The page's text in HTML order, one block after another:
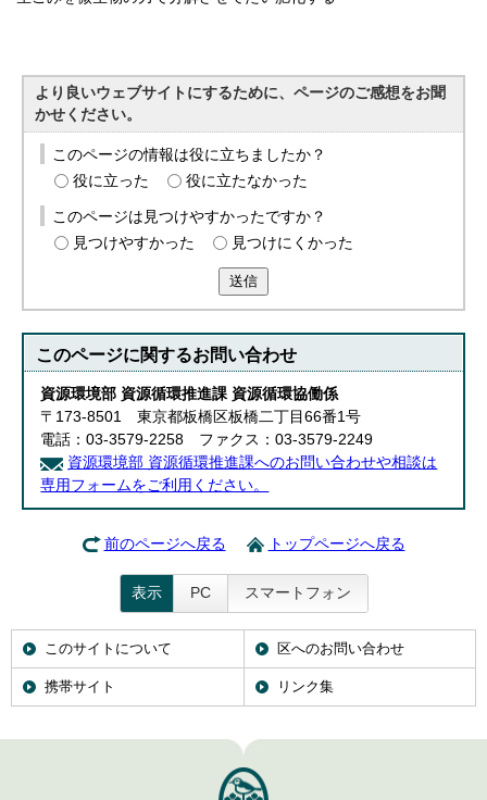
より良いウェブサイトにするために、ページのご感想をお聞
かせください。
このページの情報は役に立ちましたか？
役に立った
役に立たなかった
このページは見つけやすかったですか？
見つけやすかった
見つけにくかった
送信
このページに関するお問い合わせ
資源環境部 資源循環推進課 資源循環協働係
〒173-8501 東京都板橋区板橋二丁目66番1号
電話：03-3579-2258 ファクス：03-3579-2249
資源環境部 資源循環推進課へのお問い合わせや相談は
専用フォームをご利用ください。
前のページへ戻る トップページへ戻る
表示 PC スマートフォン
このサイトについて 区へのお問い合わせ
携帯サイト リンク集